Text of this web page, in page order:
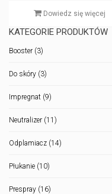
Dowiedz się więcej
KATEGORIE PRODUKTÓW
Booster (3)
Do skóry (3)
Impregnat (9)
Neutralizer (11)
Odplamiacz (14)
Płukanie (10)
Prespray (16)